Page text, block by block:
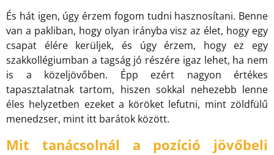
És hát igen, úgy érzem fogom tudni hasznosítani. Benne
van a pakliban, hogy olyan irányba visz az élet, hogy egy
csapat élére kerüljek, és úgy érzem, hogy ez egy
szakkollégiumban a tagság jó részére igaz lehet, ha nem
is a közeljövőben. Épp ezért nagyon értékes
tapasztalatnak tartom, hiszen sokkal nehezebb lenne
éles helyzetben ezeket a köröket lefutni, mint zöldfülű
menedzser, mint itt barátok között.
Mit tanácsolnál a pozíció jövőbeli